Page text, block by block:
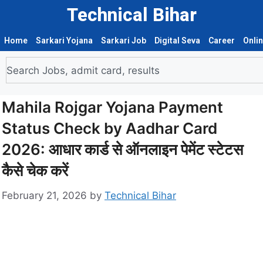
Technical Bihar
Home Sarkari Yojana Sarkari Job Digital Seva Career
Mahila Rojgar Yojana Payment
Status Check by Aadhar Card
2026: आधार कार्ड से ऑनलाइन पेमेंट स्टेटस
कैसे चेक करें
February 21, 2026 by Technical Bihar